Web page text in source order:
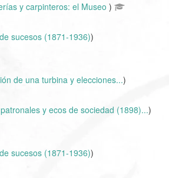
y carpinteros: el Museo)
sucesos (1871-1936))
de una turbina y elecciones...)
y ecos de sociedad (1898)...)
sucesos (1871-1936))